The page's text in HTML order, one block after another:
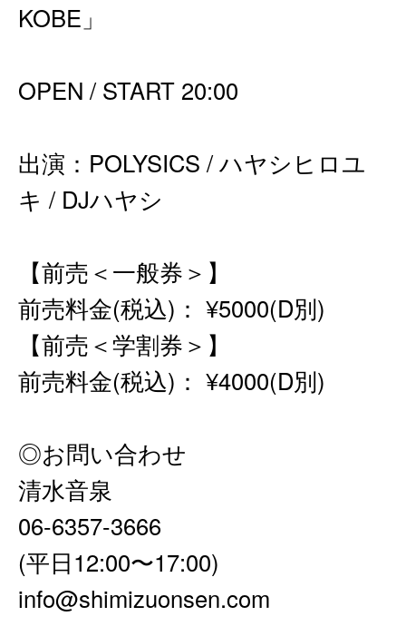
KOBE」
OPEN / START 20:00
出演：POLYSICS / ハヤシヒロユ
キ / DJハヤシ
【前売＜⼀般券＞】
前売料⾦(税込)： ¥5000(D別)
【前売＜学割券＞】
前売料⾦(税込)： ¥4000(D別)
◎お問い合わせ
清水音泉
06-6357-3666
(平⽇12:00〜17:00)
info@shimizuonsen.com